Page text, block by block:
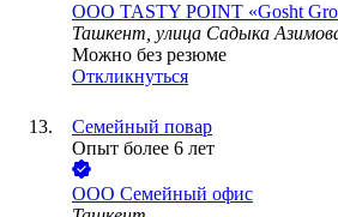
ООО TASTY POINT «Gosht
Ташкент, улица Садыка
Можно без резюме
Откликнуться
Семейный повар
Опыт более 6 лет
ООО Семейный офис